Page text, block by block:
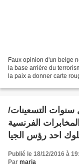
Faux opinion d'un belge
la base arrière du
la paix a donner carte
سنوات التسعينات/
الفرنسية
احد رؤس الجيا
Publié le 18/12/2016 à
Par maria